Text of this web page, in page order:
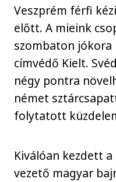
Veszprém férfi
előtt. A mieink
szombaton
címvédő Kielt.
négy pontra
német
folytatott
Kiválóan kezdett
vezető magyar